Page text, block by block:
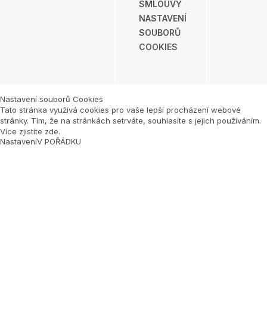
SMLOUVY
NASTAVENÍ
SOUBORŮ
COOKIES
Nastavení souborů Cookies
Tato stránka využívá cookies pro vaše lepší procházení webové
stránky. Tím, že na stránkách setrváte, souhlasíte s jejich používáním.
Více zjistíte zde.
NastaveníV POŘÁDKU